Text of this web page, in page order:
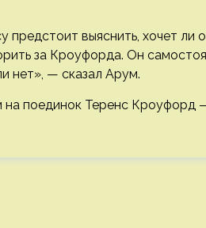
выяснить, хочет ли
за Кроуфорда. Он
нет», — сказал Арум.
поединок Теренс Кроуфорд